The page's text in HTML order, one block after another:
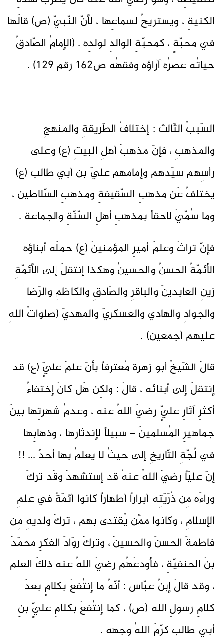
الكنيةِ ، ويستريحُ لسماعِها ، لأنّ النّبيّ (ص) قالَها
في محبّةٍ ، كمحبّةِ الوالدِ لولدِه . (الإمامُ الصّادقُ
حياتُه عصرُه آراؤه وفقهُه ص162 رقم 129) .
السّببُ الثّالث : إختلافُ الطّريقةِ والمنهجِ
والمذهبِ ، فإنّ مذهبَ أهلِ البيتِ (ع) وعلى
رأسِهم سيّدهم وإمامهم عليّ بن أبي طالب (ع)
يختلفُ عَن مذهبِ السّقيفةِ ومذهبِ السّلاطين ،
وما سُمّيَ لاحقاً بمذهبِ أهلِ السّنّةِ والجماعة .
فإنّ تراثَ وعلمَ أميرِ المؤمنينَ (ع) حملَه أبناؤه
الأئمّةُ الحسنُ والحسينُ وهكذا إنتقلَ إلى الأئمّةِ
زينِ العابدينَ والباقرِ والصّادقِ والكاظمِ والرّضا
والجوادِ والهادي والعسكريّ والمهديّ (صلواتُ اللهِ
عليهم أجمعين) .
قالَ الشّيخُ أبو زهرة مُعترفاً بأنّ علمَ عليٍّ (ع) قد
إنتقلَ إلى أبنائه ، قالَ : ولكِن هَل كانَ إختفاءُ
أكثرِ آثارِ عليٍّ رضيَ اللهُ عنه ، وعدمُ شهرتِها بينَ
جماهيرِ المُسلمينَ – سبيلاً لإندثارها ، وذهابِها
في لُجّةِ التّاريخِ إلى حيثُ لا يعلمُ بها أحدٌ ... !!
إنّ عليّاً رضيَ اللهُ عنهُ قد إستشهدَ وقَد تركَ
وراءَه مِن ذُرّيّتِه أبراراً أطهاراً كانوا أئمّةً في علمِ
الإسلامِ ، وكانوا ممَّن يُقتدى بهم ، تركَ ولديهِ مِن
فاطمةَ الحسنَ والحسينَ ، وتركَ روّادَ الفكرِ محمّدَ
بنَ الحنفيّةِ ، فأودعَهُم رضيَ اللهُ عنه ذلكَ العلم
، وقد قالَ إبنُ عبّاس : أنّهُ ما إنتُفعَ بكلامٍ بعدَ
كلامِ رسولِ الله (ص) ، كما إنتُفعَ بكلامِ عليٍّ بنِ
أبي طالب كرّمَ اللهُ وجهه .